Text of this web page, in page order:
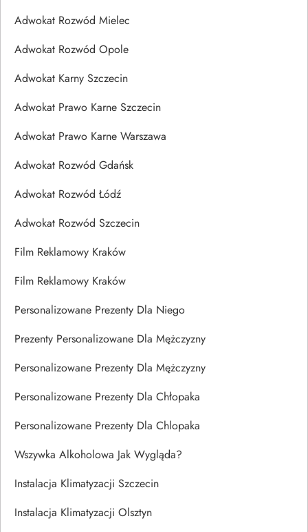
Adwokat Rozwód Mielec
Adwokat Rozwód Opole
Adwokat Karny Szczecin
Adwokat Prawo Karne Szczecin
Adwokat Prawo Karne Warszawa
Adwokat Rozwód Gdańsk
Adwokat Rozwód Łódź
Adwokat Rozwód Szczecin
Film Reklamowy Kraków
Film Reklamowy Kraków
Personalizowane Prezenty Dla Niego
Prezenty Personalizowane Dla Mężczyzny
Personalizowane Prezenty Dla Mężczyzny
Personalizowane Prezenty Dla Chłopaka
Personalizowane Prezenty Dla Chlopaka
Wszywka Alkoholowa Jak Wygląda?
Instalacja Klimatyzacji Szczecin
Instalacja Klimatyzacji Olsztyn